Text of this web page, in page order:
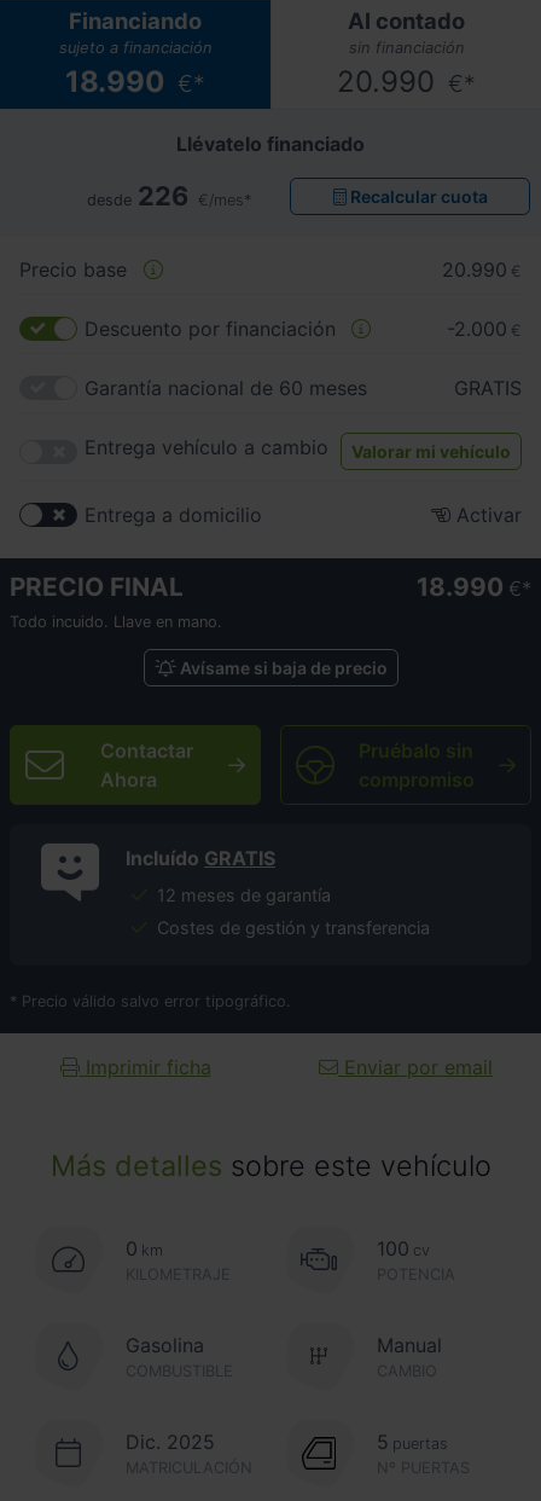
Más detalles sobre este vehículo
0 km
KILOMETRAJE
100 cv
POTENCIA
Gasolina
COMBUSTIBLE CAMBIO
Manual
Dic. 2025
MATRICULACIÓN Nº PUERTAS
5 puertas
Financiando
sujeto a financiación
18.990 €*
Al contado
sin financiación
20.990 €*
Llévatelo financiado
desde 226 €/mes* Recalcular cuota
Precio base 20.990 €
Descuento por financiación -2.000 €
Garantía nacional de 60 meses GRATIS
Entrega vehículo a cambio Valorar mi vehículo
Entrega a domicilio Activar
PRECIO FINAL 18.990 €
Todo incuido. Llave en mano.
Avísame si baja de precio
Contactar
Ahora
Pruébalo sin
compromiso
Incluído GRATIS
12 meses de garantía
Costes de gestión y transferencia
* Precio válido salvo error tipográfico.
Imprimir ficha Enviar por email